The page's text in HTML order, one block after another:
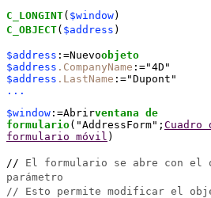
C_LONGINT( $window)
C_OBJECT( $address )
$address :=Nuevoobjeto
$address .CompanyName :="4D"
$address .LastName :="Dupont"
...
$window :=Abrirventana de
formulario("AddressForm"; Cuadro
formulario móvil )
// El formulario se abre con el
parámetro
// Esto permite modificar el